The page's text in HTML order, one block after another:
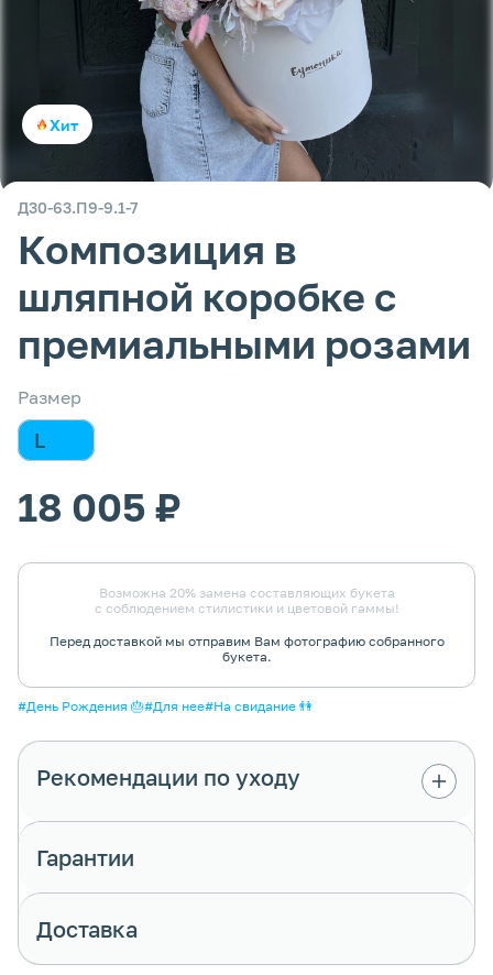
Хит
Д30-63.П9-9.1-7
Композиция в
шляпной коробке с
премиальными розами
Размер
L
18 005 ₽
Возможна 20% замена составляющих букета
с соблюдением стилистики и цветовой гаммы!
Перед доставкой мы отправим Вам фотографию собранного
букета.
#День Рождения 🎂#Для нее#На свидание 👫
Рекомендации по уходу
специальной флористической губке. Она
должна всегда оставаться влажной - для
этого подливай в неё немного воды по мере
Гарантии
Доставка